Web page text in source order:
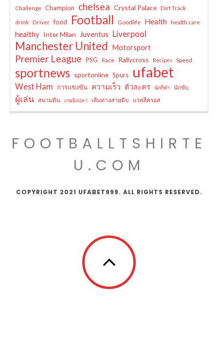
Challenge Champion chelsea Crystal Palace Dirt Track
drink Driver food Football Goodlife Health health care
healthy Inter Milan Juventus Liverpool
Manchester United Motorsport
Premier League PSG Race Rallycross Recipes Speed
sportnews sportonline Spurs ufabet
West Ham การแข่งขัน ความเร็ว ตัวละคร นักกีฬา นักขับ
ผู้เล่น สนามดิน เกมยิงปลา เส้นทางสายดิบ แรลลีครอส
FOOTBALLTSHIRTE
U.COM
COPYRIGHT 2021 UFABET999. ALL RIGHTS RESERVED.